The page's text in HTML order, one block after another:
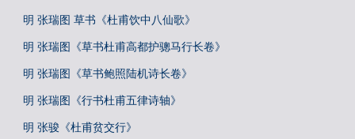
明 张瑞图 草书《杜甫饮中八仙歌》
明 张瑞图《草书杜甫高都护骢马行长卷》
明 张瑞图《草书鲍照陆机诗长卷》
明 张瑞图《行书杜甫五律诗轴》
明 张骏《杜甫贫交行》